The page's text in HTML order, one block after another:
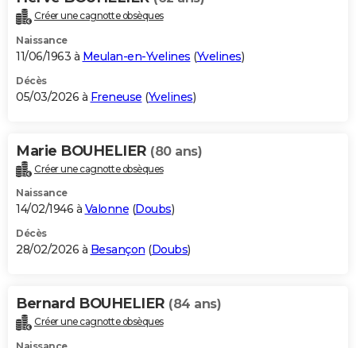
Créer une cagnotte obsèques
Naissance
11/06/1963 à Meulan-en-Yvelines (Yvelines)
Décès
05/03/2026 à Freneuse (Yvelines)
Marie BOUHELIER (80 ans)
Créer une cagnotte obsèques
Naissance
14/02/1946 à Valonne (Doubs)
Décès
28/02/2026 à Besançon (Doubs)
Bernard BOUHELIER (84 ans)
Créer une cagnotte obsèques